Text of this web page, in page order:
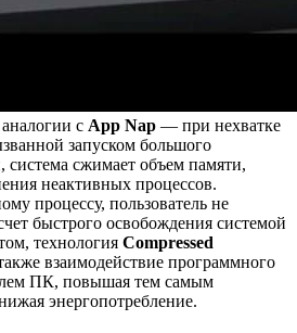
с App Nap — при нехватке
запуском большого
система сжимает объем памяти,
неактивных процессов.
процессу, пользователь не
быстрого освобождения системой
технология Compressed
взаимодействие программного
ПК, повышая тем самым
энергопотребление.